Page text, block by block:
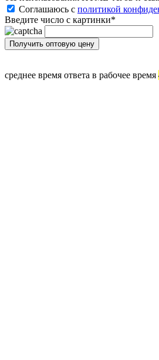
Соглашаюсь с политикой
Введите число с картинки*
среднее время ответа в рабочее время